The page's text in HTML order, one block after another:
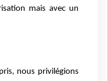
mais avec un
nous privilégions